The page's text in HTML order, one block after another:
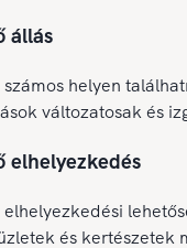
állás
helyen
változatosak és
elhelyezkedés
és